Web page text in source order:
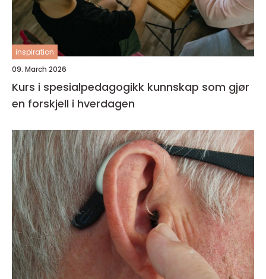
inspiration
09. March 2026
Kurs i spesialpedagogikk kunnskap som gjør
en forskjell i hverdagen